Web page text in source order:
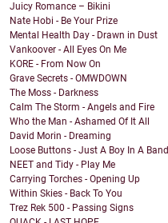
Juicy Romance – Bikini
Nate Hobi - Be Your Prize
Mental Health Day - Drawn in Dust
Vankoover - All Eyes On Me
KORE - From Now On
Grave Secrets - OMWDOWN
The Moss - Darkness
Calm The Storm - Angels and Fire
Who the Man - Ashamed Of It All
David Morin - Dreaming
Loose Buttons - Just A Boy In A Band
NEET and Tidy - Play Me
Carrying Torches - Opening Up
Within Skies - Back To You
Trez Rek 500 - Passing Signs